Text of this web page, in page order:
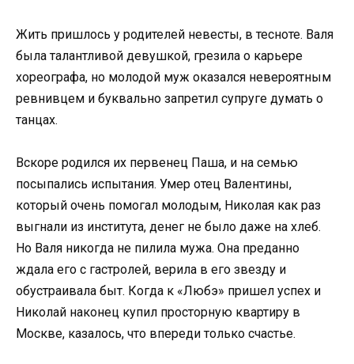
Жить пришлось у родителей невесты, в тесноте. Валя
была талантливой девушкой, грезила о карьере
хореографа, но молодой муж оказался невероятным
ревнивцем и буквально запретил супруге думать о
танцах.
Вскоре родился их первенец Паша, и на семью
посыпались испытания. Умер отец Валентины,
который очень помогал молодым, Николая как раз
выгнали из института, денег не было даже на хлеб.
Но Валя никогда не пилила мужа. Она преданно
ждала его с гастролей, верила в его звезду и
обустраивала быт. Когда к «Любэ» пришел успех и
Николай наконец купил просторную квартиру в
Москве, казалось, что впереди только счастье.